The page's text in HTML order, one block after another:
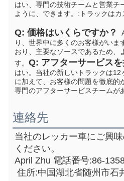
はい、専門の技術チームと営業チ
ように、できます。 :トラックはカ
Q: 価格はいくらですか？
り、世界中に多くのお客様がいま
おり、主要なソースであるため、
す。 Q: アフターサービス
はい。当社の新しいトラックは
に加えて、お客様の問題を徹底的
専門のアフターサービスチームが
連絡先
当社のレッカー車にご興
ください。
April Zhu 電話番号:86-
住所:中国湖北省随州市石